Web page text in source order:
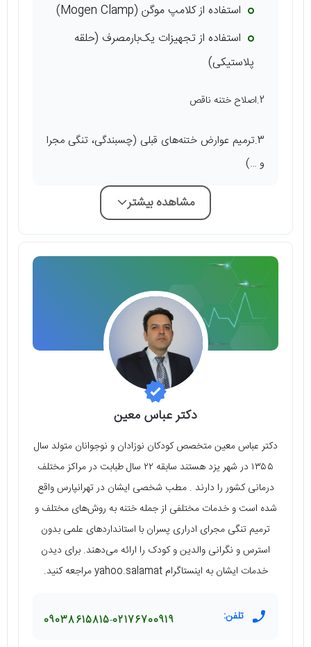
استفاده از کلامپ موگن (Mogen Clamp)
استفاده از تجهیزات یک‌بارمصرف (حلقه
پلاستیکی)
2.اصلاح ختنه ناقص
3.ترمیم عوارض ختنه‌های قبلی (چسبندگی، تنگی مجرا
و …)
مشاهده بیشتر
دکتر عباس معین
دکتر عباس معین متخصص کودکان نوزادان و نوجوانان متولد سال
۱۳۵۵ در شهر یزد هستند سابقه ۲۲ سال طبابت در مراکز مختلف
درمانی کشور را دارند . مطب شخصی ایشان در تهرانپارس واقع
شده است و خدمات مختلفی از جمله ختنه به روش‌های مختلف و
ترمیم تنگی مجرای ادراری پسران با استانداردهای علمی بدون
استرس و نگرانی والدین و کودک را ارائه می‌دهند. برای دیدن
خدمات ایشان به اینستاگرام yahoo.salamat مراجعه کنید.
تلفن: 02176700919
09038615815